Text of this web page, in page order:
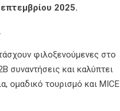
2025.
φιλοξενούμενες στο
συναντήσεις και καλύπτει
ομαδικό τουρισμό και MICE